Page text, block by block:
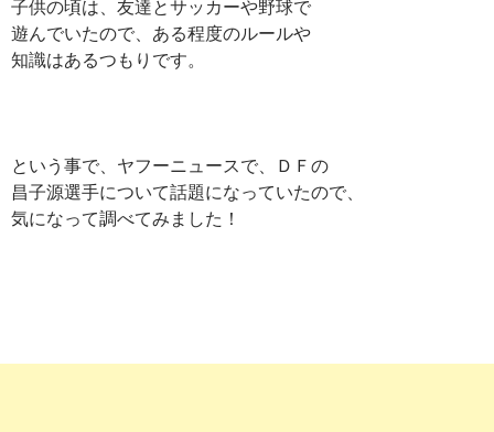
子供の頃は、友達とサッカーや野球で
遊んでいたので、ある程度のルールや
知識はあるつもりです。
という事で、ヤフーニュースで、ＤＦの
昌子源選手について話題になっていたので、
気になって調べてみました！